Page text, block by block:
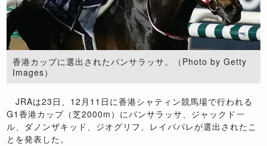
香港カップに選出されたパンサラッサ。（Photo by Getty
Images）
JRAは23日、12月11日に香港シャティン競馬場で行われる
G1香港カップ（芝2000m）にパンサラッサ、ジャックドー
ル、ダノンザキッド、ジオグリフ、レイパパレが選出されたこ
とを発表した。